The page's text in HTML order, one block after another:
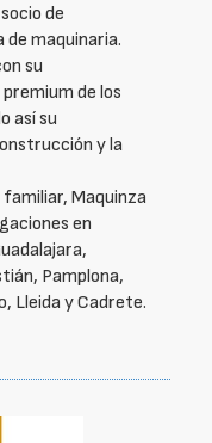
de
de maquinaria.
su
de los
así su
y la
Maquinza
en
Pamplona,
Lleida y Cadrete.